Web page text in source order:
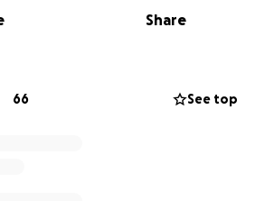
de todos los que lo conocemos y lo
mano gracias.
Share
66 See top